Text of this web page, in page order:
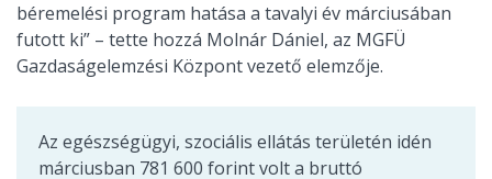
béremelési program hatása a tavalyi év márciusában
futott ki” – tette hozzá Molnár Dániel, az MGFÜ
Gazdaságelemzési Központ vezető elemzője.
Az egészségügyi, szociális ellátás területén idén
márciusban 781 600 forint volt a bruttó